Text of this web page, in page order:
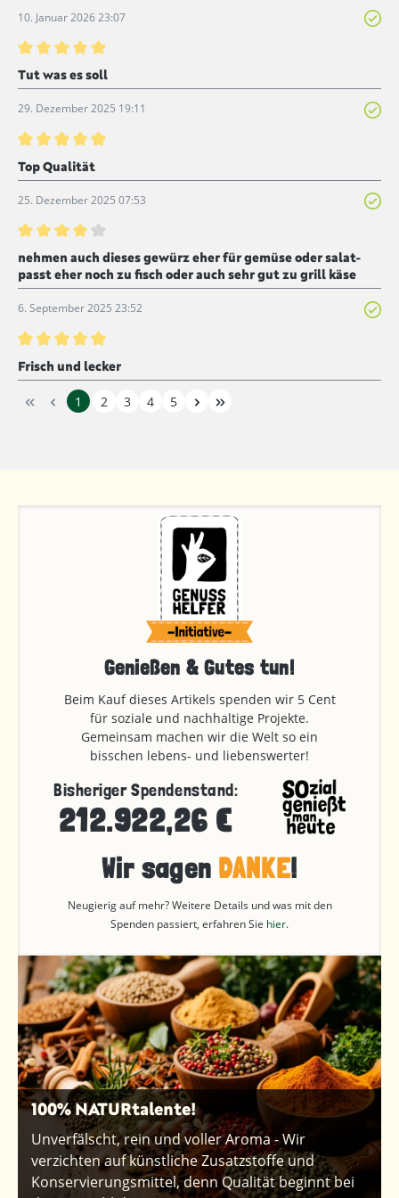
10. Januar 2026 23:07
Bewertung mit 5 von 5 Sternen
Tut was es soll
29. Dezember 2025 19:11
Bewertung mit 5 von 5 Sternen
Top Qualität
25. Dezember 2025 07:53
Bewertung mit 4 von 5 Sternen
nehmen auch dieses gewürz eher für gemüse oder salat-
passt eher noch zu fisch oder auch sehr gut zu grill käse
6. September 2025 23:52
Bewertung mit 5 von 5 Sternen
Frisch und lecker
1 2 3 4 5
Genießen & Gutes tun!
Beim Kauf dieses Artikels spenden wir 5 Cent
für soziale und nachhaltige Projekte.
Gemeinsam machen wir die Welt so ein
bisschen lebens- und liebenswerter!
Bisheriger Spendenstand:
212.922,26 €
Wir sagen DANKE!
Neugierig auf mehr? Weitere Details und was mit den
Spenden passiert, erfahren Sie hier.
100% NATURtalente!
Unverfälscht, rein und voller Aroma - Wir
verzichten auf künstliche Zusatzstoffe und
Konservierungsmittel, denn Qualität beginnt bei